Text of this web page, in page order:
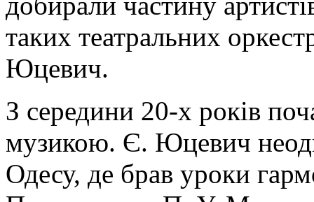
таких театральних
Юцевич.
З середини 20-х років
музикою. Є. Юцевич
Одесу, де брав уроки